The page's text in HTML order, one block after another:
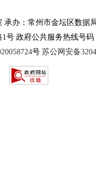
承办：常州市金坛区数据
号 政府公共服务热线号码
号 苏公网安备